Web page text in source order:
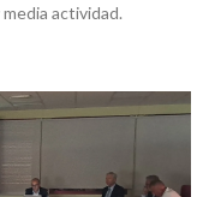
actividad.